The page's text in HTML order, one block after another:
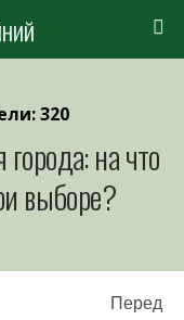
320
на что
выборе?
Перед